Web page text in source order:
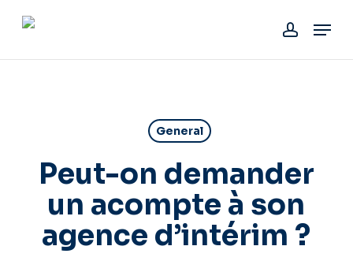
account
Menu
General
Peut-on demander
un acompte à son
agence d’intérim ?